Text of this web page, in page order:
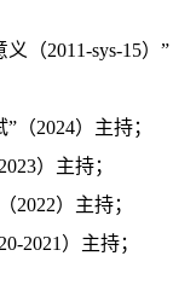
2011-sys-15）”
”（2024）主持；
）主持；
）主持；
2021）主持；